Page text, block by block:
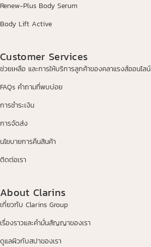
Renew-Plus Body Serum
Body Lift Active
Customer Services
ช่วยเหลือ และการให้บริการลูกค้าของคลาแรงส์ออนไลน์
FAQs คำถามที่พบบ่อย
การชำระเงิน
การจัดส่ง
นโยบายการคืนสินค้า
ติดต่อเรา
About Clarins
เกี่ยวกับ Clarins Group
เรื่องราวและคำมั่นสัญญาของเรา
ดูแลผิวกับสปาของเรา